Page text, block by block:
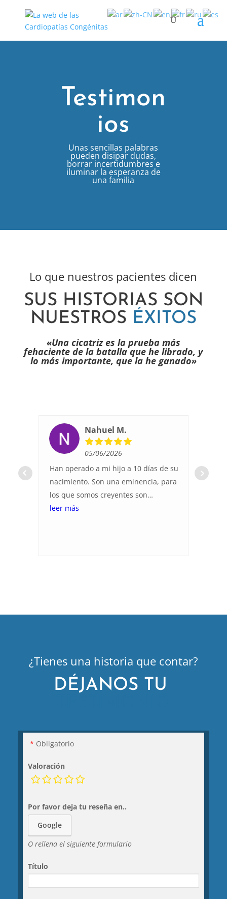
Testimon
ios
Unas sencillas palabras
pueden disipar dudas,
borrar incertidumbres e
iluminar la esperanza de
una familia
Lo que nuestros pacientes dicen
SUS HISTORIAS SON
NUESTROS ÉXITOS
«Una cicatriz es la prueba más
fehaciente de la batalla que he librado, y
lo más importante, que la he ganado»
Nahuel M.
05/06/2026
Han operado a mi hijo a 10 días de su
nacimiento. Son una eminencia, para
los que somos creyentes son
ángeles.Muchas gracias.
leer más
¿Tienes una historia que contar?
DÉJANOS TU
Obligatorio
Valoración
Por favor deja tu reseña en..
Google
O rellena el siguiente formulario
Título